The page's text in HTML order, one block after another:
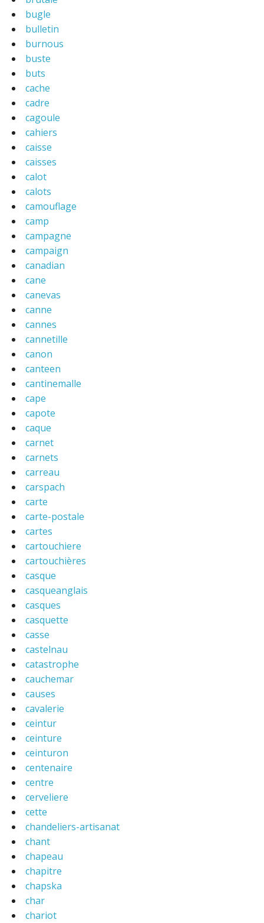
bugle
bulletin
burnous
buste
buts
cache
cadre
cagoule
cahiers
caisse
caisses
calot
calots
camouflage
camp
campagne
campaign
canadian
cane
canevas
canne
cannes
cannetille
canon
canteen
cantinemalle
cape
capote
caque
carnet
carnets
carreau
carspach
carte
carte-postale
cartes
cartouchiere
cartouchières
casque
casqueanglais
casques
casquette
casse
castelnau
catastrophe
cauchemar
causes
cavalerie
ceintur
ceinture
ceinturon
centenaire
centre
cerveliere
cette
chandeliers-artisanat
chant
chapeau
chapitre
chapska
char
chariot